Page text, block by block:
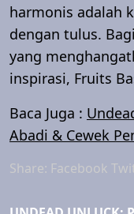
harmonis adalah
dengan tulus.
yang
inspirasi, Fruits
Baca Juga :
Abadi & Cewek
Share: Facebook